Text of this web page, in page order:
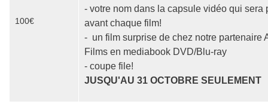
100€
- votre nom dans la capsule vidéo qui sera
avant chaque film!
- un film surprise de chez notre partenaire
Films en mediabook DVD/Blu-ray
- coupe file!
JUSQU'AU 31 OCTOBRE SEULEMENT